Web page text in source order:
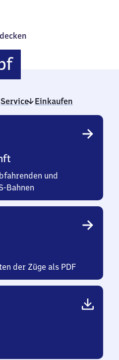
Wuppertal
Hauptbahnhof
Service Einkaufen
und
Bahnen
der Züge als PDF